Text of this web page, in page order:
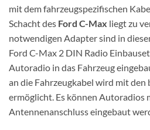
mit dem fahrzeugspezifischen
Schacht des Ford C-Max liegt zu
notwendigen Adapter sind in
Ford C-Max 2 DIN Radio
Autoradio in das Fahrzeug
an die Fahrzeugkabel wird mit
ermöglicht. Es können Autoradios
Antennenanschluss eingebaut